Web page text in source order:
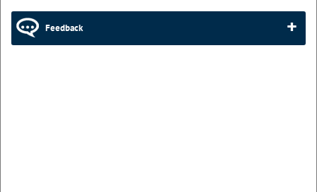
Feedback